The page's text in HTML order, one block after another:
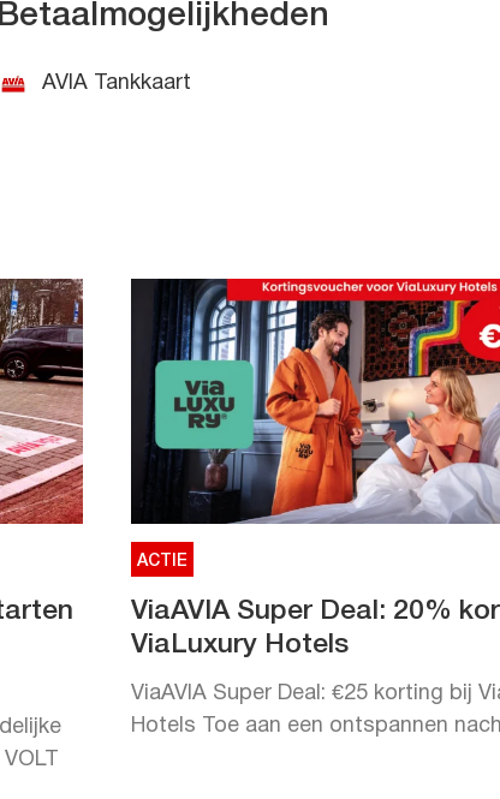
Betaalmogelijkheden
AVIA Tankkaart
ACTIE
ViaAVIA Super Deal: 20%
ViaLuxury Hotels
ViaAVIA Super Deal: €25 korting bij
Hotels Toe aan een ontspannen